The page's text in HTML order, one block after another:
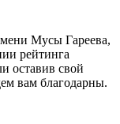
Мусы Гареева,
рейтинга
оставив свой
вам благодарны.